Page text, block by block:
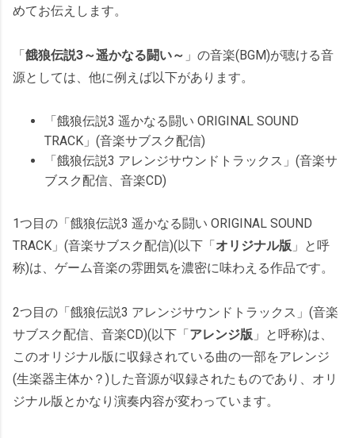
めてお伝えします。
「餓狼伝説3～遥かなる闘い～ 」の音楽(BGM)が聴ける音
源としては、他に例えば以下があります。
「餓狼伝説3 遥かなる闘い ORIGINAL SOUND
TRACK」(音楽サブスク配信)
「餓狼伝説3 アレンジサウンドトラックス」(音楽サ
ブスク配信、音楽CD)
1つ目の「餓狼伝説3 遥かなる闘い ORIGINAL SOUND
TRACK」(音楽サブスク配信)(以下「オリジナル版 」と呼
称)は、ゲーム音楽の雰囲気を濃密に味わえる作品です。
2つ目の「餓狼伝説3 アレンジサウンドトラックス」(音楽
サブスク配信、音楽CD)(以下「アレンジ版 」と呼称)は、
このオリジナル版に収録されている曲の一部をアレンジ
(生楽器主体か？)した音源が収録されたものであり、オリ
ジナル版とかなり演奏内容が変わっています。